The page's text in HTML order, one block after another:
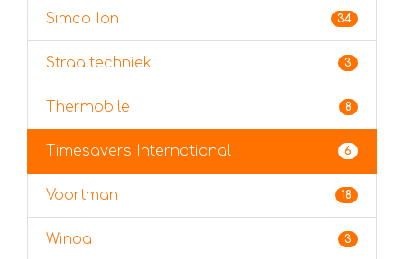
Simco Ion 34
Straaltechniek 3
Thermobile 8
Timesavers International 6
Voortman 18
Winoa 3